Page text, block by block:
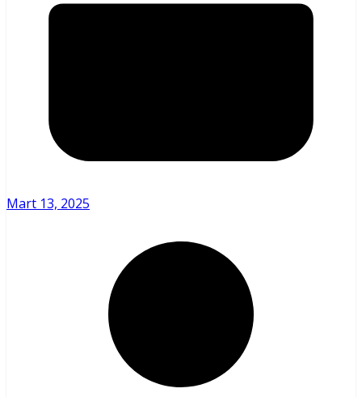
Mart 13, 2025